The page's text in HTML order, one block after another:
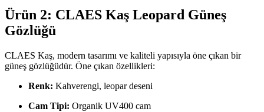
Ürün 2: CLAES Kaş Leopard Güneş
Gözlüğü
CLAES Kaş, modern tasarımı ve kaliteli yapısıyla öne çıkan bir
güneş gözlüğüdür. Öne çıkan özellikleri:
Renk: Kahverengi, leopar deseni
Cam Tipi: Organik UV400 cam